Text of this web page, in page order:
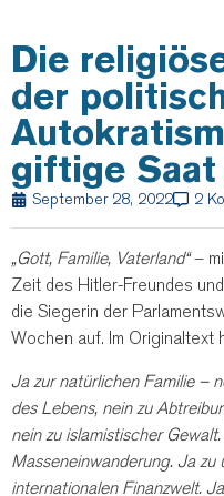
Die
der
giftige
September 28, 2022 2
„Gott, Familie, Vaterland“–
Zeit des Hitler-Freundes
die Siegerin der
Wochen auf. Im Originaltext
Ja zur natürlichen Familie –
des Lebens, nein zu
nein zu islamistischer
Masseneinwanderung. Ja zu
internationalen Finanzwelt.